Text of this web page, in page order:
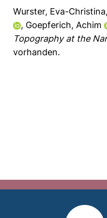
Wurster, Eva-Christina,
, Goepferich, Achim
Topography at the
vorhanden.